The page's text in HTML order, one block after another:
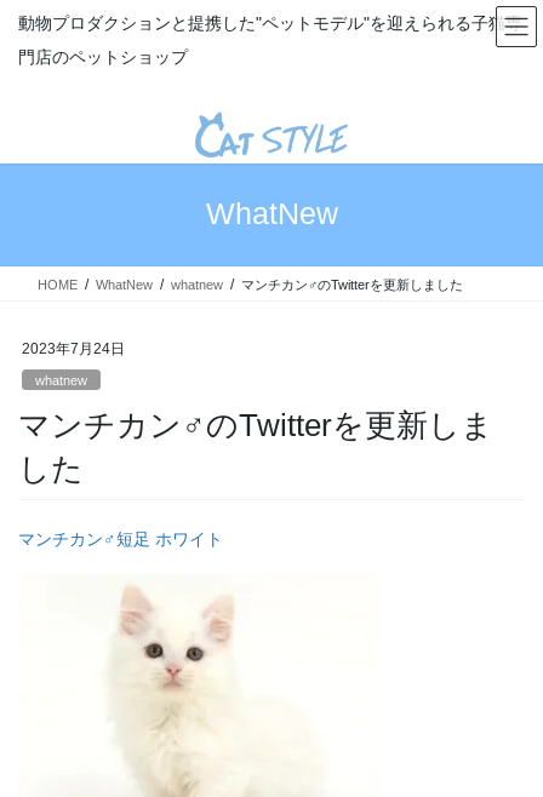
ス
ン
動物プロダクションと提携した"ペットモデル"を迎えられる子猫専
門店のペットショップ
WhatNew
HOME WhatNew whatnew マンチカン♂のTwitterを更新しました
2023年7月24日
whatnew
マンチカン♂のTwitterを更新しま
した
マンチカン♂短足 ホワイト